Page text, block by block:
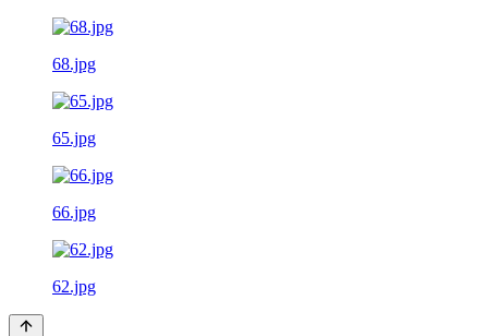
68.jpg
65.jpg
66.jpg
62.jpg